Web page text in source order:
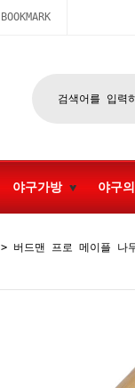
BOOKMARK
야구가방 야구
> 버드맨 프로 메이플 나